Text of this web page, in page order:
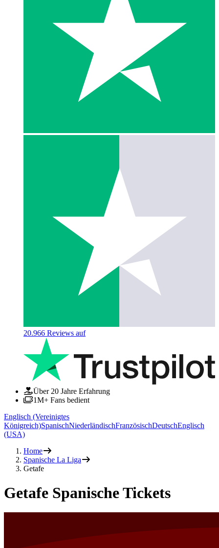
20.966 Reviews auf
Über 20 Jahre Erfahrung
1M+ Fans bedient
Englisch (Vereinigtes
Königreich)SpanischNiederländischFranzösischDeutschEnglisch
(USA)
Home
Spanische La Liga
Getafe
Getafe Spanische Tickets